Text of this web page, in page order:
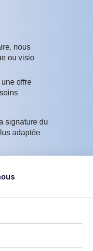
nous
ou visio
offre
signature du
adaptée